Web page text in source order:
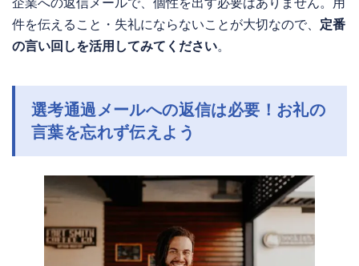
件を伝えること・失礼にならないことが大切なので、 定番
の言い回しを活用してみてください。
選考通過メールへの返信は必要！お礼の
言葉を忘れず伝えよう